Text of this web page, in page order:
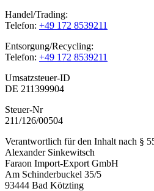
Handel/Trading:
Telefon: +49 172 8539211
Entsorgung/Recycling:
Telefon: +49 172 8539211
Umsatzsteuer-ID
DE 211399904
Steuer-Nr
211/126/00504
Verantwortlich für den Inhalt nach §
Alexander Sinkewitsch
Faraon Import-Export GmbH
Am Schinderbuckel 35/5
93444 Bad Kötzting